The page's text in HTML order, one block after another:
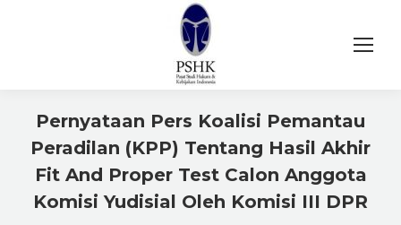
Pernyataan Pers Koalisi Pemantau
Peradilan (KPP) Tentang Hasil Akhir
Fit And Proper Test Calon Anggota
Komisi Yudisial Oleh Komisi III DPR